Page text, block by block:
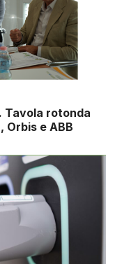
Tavola rotonda
Orbis e ABB